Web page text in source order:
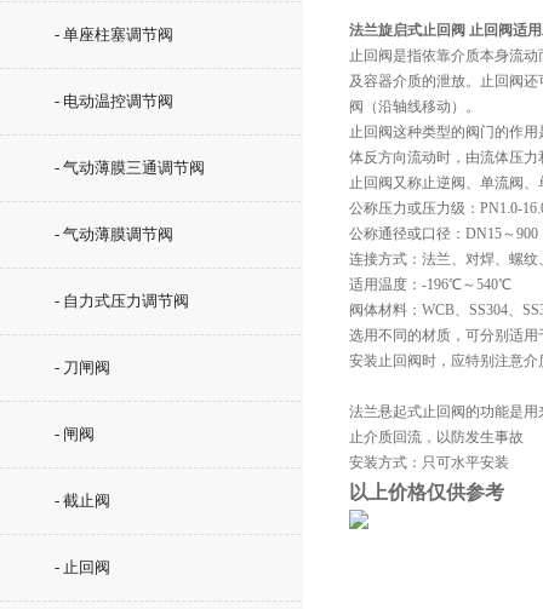
- 单座柱塞调节阀
- 电动温控调节阀
- 气动薄膜三通调节阀
- 气动薄膜调节阀
- 自力式压力调节阀
- 刀闸阀
- 闸阀
- 截止阀
- 止回阀
法兰旋启式止回阀 止回阀适
止回阀是指依靠介质本身流
及容器介质的泄放。止回阀
阀（沿轴线移动）。
止回阀这种类型的阀门的作
体反方向流动时，由流体压
止回阀又称止逆阀、单流阀
公称压力或压力级：PN1.0-
公称通径或口径：DN15～900
连接方式：法兰、对焊、螺
适用温度：-196℃～540℃
阀体材料：WCB、SS304、
选用不同的材质，可分别适
安装止回阀时，应特别注意
法兰悬起式止回阀的功能是
止介质回流，以防发生事故
安装方式：只可水平安装
以上价格仅供参考